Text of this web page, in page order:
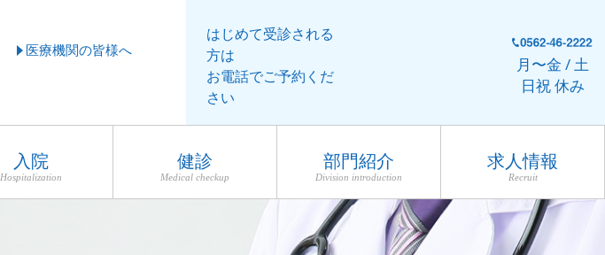
医療機関の皆様へ
はじめて受診される
方は
お電話でご予約くだ
さい
月〜金 / 土
日祝 休み
入院
Hospitalization
健診
Medical checkup
部門紹介
Division introduction
求人情報
Recruit